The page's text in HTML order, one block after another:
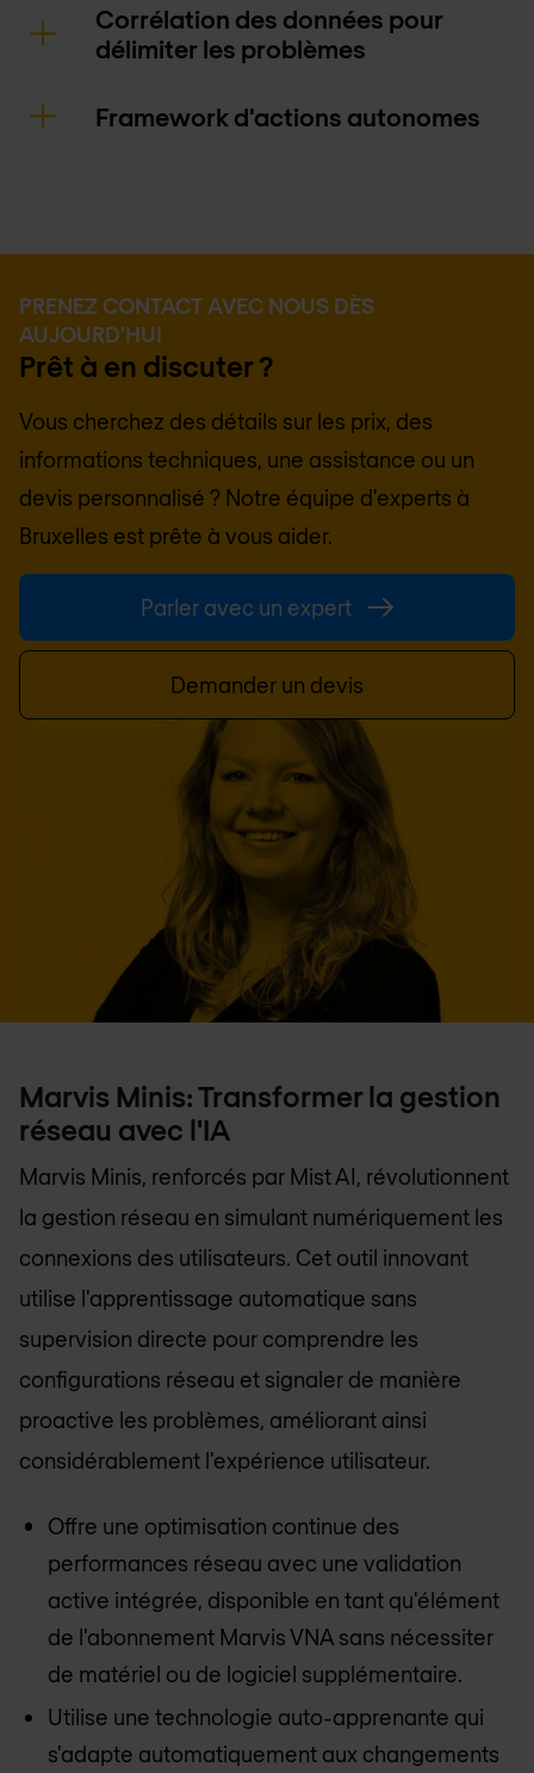
Corrélation des données pour
délimiter les problèmes
Framework d'actions autonomes
PRENEZ CONTACT AVEC NOUS DÈS
AUJOURD'HUI
Prêt à en discuter ?
Vous cherchez des détails sur les prix, des
informations techniques, une assistance ou un
devis personnalisé ? Notre équipe d'experts à
Bruxelles est prête à vous aider.
Parler avec un expert
Demander un devis
Marvis Minis: Transformer la gestion
réseau avec l'IA
Marvis Minis, renforcés par Mist AI, révolutionnent
la gestion réseau en simulant numériquement les
connexions des utilisateurs. Cet outil innovant
utilise l'apprentissage automatique sans
supervision directe pour comprendre les
configurations réseau et signaler de manière
proactive les problèmes, améliorant ainsi
considérablement l'expérience utilisateur.
Offre une optimisation continue des
performances réseau avec une validation
active intégrée, disponible en tant qu'élément
de l'abonnement Marvis VNA sans nécessiter
de matériel ou de logiciel supplémentaire.
Utilise une technologie auto-apprenante qui
s'adapte automatiquement aux changements